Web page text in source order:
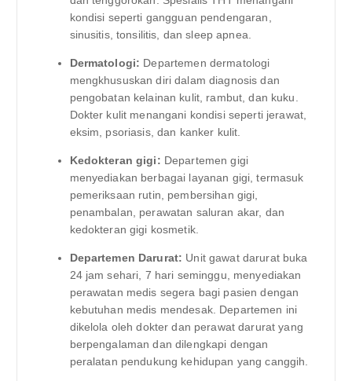
kondisi seperti gangguan pendengaran,
sinusitis, tonsilitis, dan sleep apnea.
Dermatologi: Departemen dermatologi
mengkhususkan diri dalam diagnosis dan
pengobatan kelainan kulit, rambut, dan kuku.
Dokter kulit menangani kondisi seperti jerawat,
eksim, psoriasis, dan kanker kulit.
Kedokteran gigi: Departemen gigi
menyediakan berbagai layanan gigi, termasuk
pemeriksaan rutin, pembersihan gigi,
penambalan, perawatan saluran akar, dan
kedokteran gigi kosmetik.
Departemen Darurat: Unit gawat darurat buka
24 jam sehari, 7 hari seminggu, menyediakan
perawatan medis segera bagi pasien dengan
kebutuhan medis mendesak. Departemen ini
dikelola oleh dokter dan perawat darurat yang
berpengalaman dan dilengkapi dengan
peralatan pendukung kehidupan yang canggih.